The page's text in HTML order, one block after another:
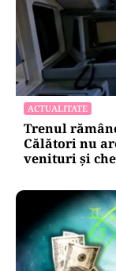
ACTUALITATE
Trenul
Călători nu
venituri și